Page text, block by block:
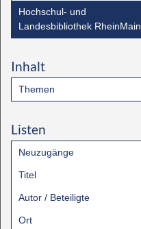
Hochschul- und
Landesbibliothek RheinMain
Inhalt
Themen
Listen
Neuzugänge
Titel
Autor / Beteiligte
Ort